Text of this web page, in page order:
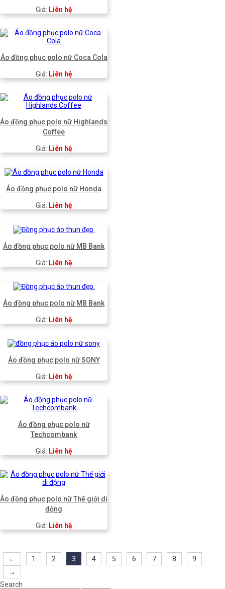
Giá: Liên hệ
Áo đồng phục polo nữ Coca Cola
Giá: Liên hệ
Áo đồng phục polo nữ Highlands
Coffee
Giá: Liên hệ
Áo đồng phục polo nữ Honda
Giá: Liên hệ
Áo đồng phục polo nữ MB Bank
Giá: Liên hệ
Áo đồng phục polo nữ MB Bank
Giá: Liên hệ
Áo đồng phục polo nữ SONY
Giá: Liên hệ
Áo đồng phục polo nữ
Techcombank
Giá: Liên hệ
Áo đồng phục polo nữ Thế giới di
động
Giá: Liên hệ
← 1 2 3 4 5 6 7 8
9
→
Search